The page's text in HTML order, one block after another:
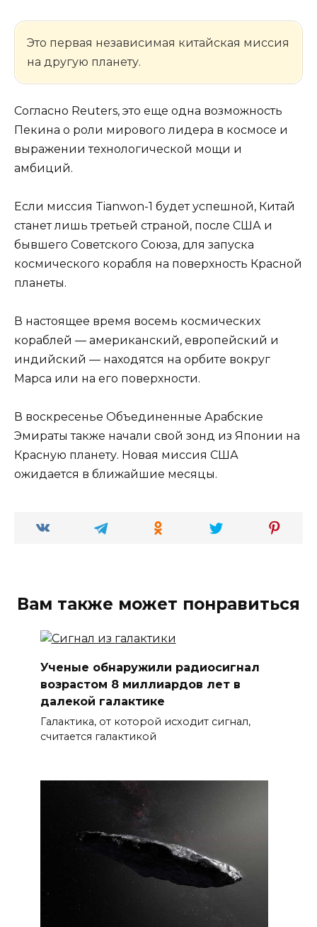
Это первая независимая китайская миссия
на другую планету.
Согласно Reuters, это еще одна возможность
Пекина о роли мирового лидера в космосе и
выражении технологической мощи и
амбиций.
Если миссия Tianwon-1 будет успешной, Китай
станет лишь третьей страной, после США и
бывшего Советского Союза, для запуска
космического корабля на поверхность Красной
планеты.
В настоящее время восемь космических
кораблей — американский, европейский и
индийский — находятся на орбите вокруг
Марса или на его поверхности.
В воскресенье Объединенные Арабские
Эмираты также начали свой зонд из Японии на
Красную планету. Новая миссия США
ожидается в ближайшие месяцы.
Вам также может понравиться
Ученые обнаружили радиосигнал
возрастом 8 миллиардов лет в
далекой галактике
Галактика, от которой исходит сигнал,
считается галактикой